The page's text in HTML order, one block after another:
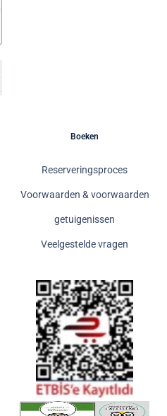
Boeken
Reserveringsproces
Voorwaarden & voorwaarden
getuigenissen
Veelgestelde vragen